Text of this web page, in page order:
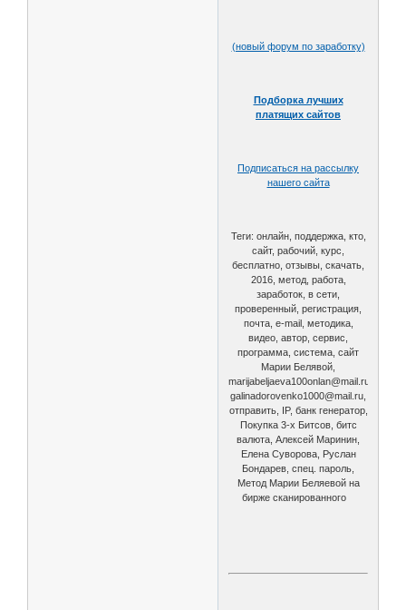
(новый форум по заработку)
Подборка лучших
платящих сайтов
Подписаться на рассылку
нашего сайта
Теги: онлайн, поддержка, кто,
сайт, рабочий, курс,
бесплатно, отзывы, скачать,
2016, метод, работа,
заработок, в сети,
проверенный, регистрация,
почта, e-mail, методика,
видео, автор, сервис,
программа, система, сайт
Марии Белявой,
marijabeljaeva100onlan@mail.ru,
galinadorovenko1000@mail.ru,
отправить, IP, банк генератор,
Покупка 3-х Битсов, битс
валюта, Алексей Маринин,
Елена Суворова, Руслан
Бондарев, спец. пароль,
Метод Марии Беляевой на
бирже сканированного